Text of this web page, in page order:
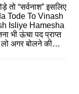
तो “सर्वनाश” इसलिए
Tode To Vinash
Isliye Hamesha
भी ऊंचा पद प्राप्‍त
लो अगर बोलने की…